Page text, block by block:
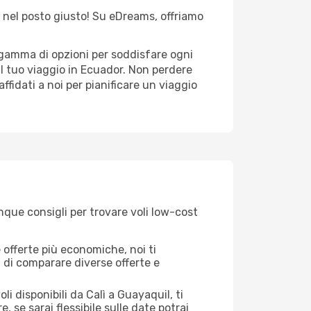
posto giusto! Su eDreams, offriamo
di opzioni per soddisfare ogni
viaggio in Ecuador. Non perdere
a noi per pianificare un viaggio
consigli per trovare voli low-cost
più economiche, noi ti
comparare diverse offerte e
disponibili da Calì a Guayaquil, ti
se sarai flessibile sulle date potrai